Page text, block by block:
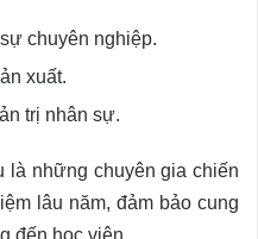
chuyên nghiệp.
xuất.
trị nhân sự.
là những chuyên gia chiến
lâu năm, đảm bảo cung
đến học viên.